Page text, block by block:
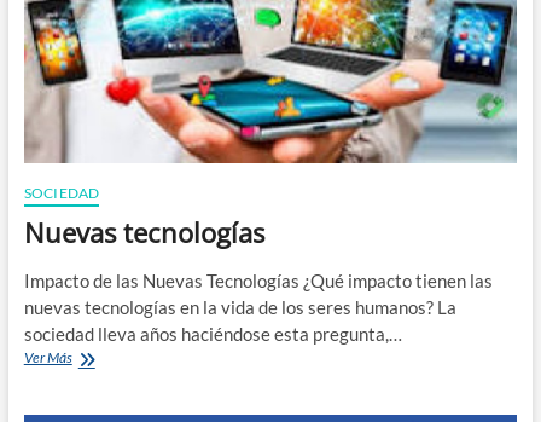
n
SOCIEDAD
Nuevas tecnologías
Impacto de las Nuevas Tecnologías ¿Qué impacto tienen las
nuevas tecnologías en la vida de los seres humanos? La
sociedad lleva años haciéndose esta pregunta,…
Ver MásNuevas